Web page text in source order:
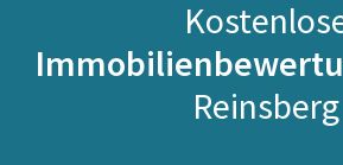
Reinsberg